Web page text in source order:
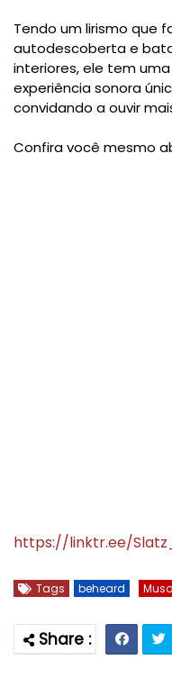
Tendo um lirismo que
autodescoberta e
interiores, ele tem
experiência sonora
convidando a ouvir
Confira você mesmo
https://linktr.ee/
Tags beheard